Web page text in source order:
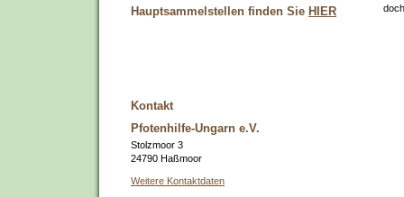
Hauptsammelstellen finden Sie HIER
Kontakt
Pfotenhilfe-Ungarn e.V.
Stolzmoor 3
24790 Haßmoor
Weitere Kontaktdaten